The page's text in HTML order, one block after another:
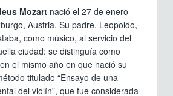
Mozart nació el 27 de enero
Austria. Su padre, Leopoldo,
como músico, al servicio del
ciudad: se distinguía como
el mismo año en que nació su
titulado “Ensayo de una
del violín”, que fue considerada